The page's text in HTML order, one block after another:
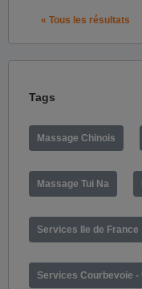
« Tous les résultats
Tags
Massage Chinois
Massage Tui Na
Services Ile de France
Services Courbevoie -